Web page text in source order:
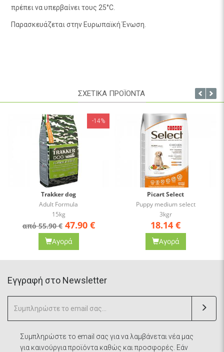
πρέπει να υπερβαίνει τους 25°C.
Παρασκευάζεται στην Ευρωπαϊκή Ένωση.
ΣΧΕΤΙΚΑ ΠΡΟΪΟΝΤΑ
Trakker dog
Adult Formula
15kg
από 55.90 € 47.90 €
Αγορά
-14%
Picart Select
Puppy medium select
3kgr
18.14 €
Αγορά
Eγγραφή στο Newsletter
Συμπληρώστε το email σας για να λαμβάνεται νέα μας
για καινούργια προϊόντα καθώς και προσφορές. Εάν